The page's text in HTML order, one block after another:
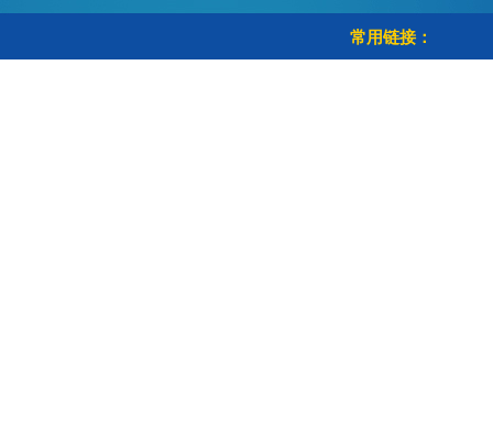
常用链接：